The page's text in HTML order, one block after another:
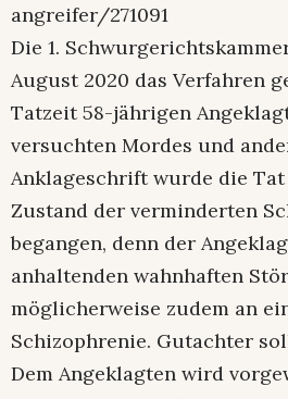
angreifer/271091
Die 1.
August 2020 das Verfahren
Tatzeit 58-jährigen
versuchten Mordes und
Anklageschrift wurde die
Zustand der verminderten
begangen, denn der
anhaltenden wahnhaften
möglicherweise zudem an
Schizophrenie. Gutachter
Dem Angeklagten wird